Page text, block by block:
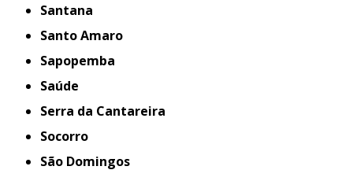
Santana
Santo Amaro
Sapopemba
Saúde
Serra da Cantareira
Socorro
São Domingos